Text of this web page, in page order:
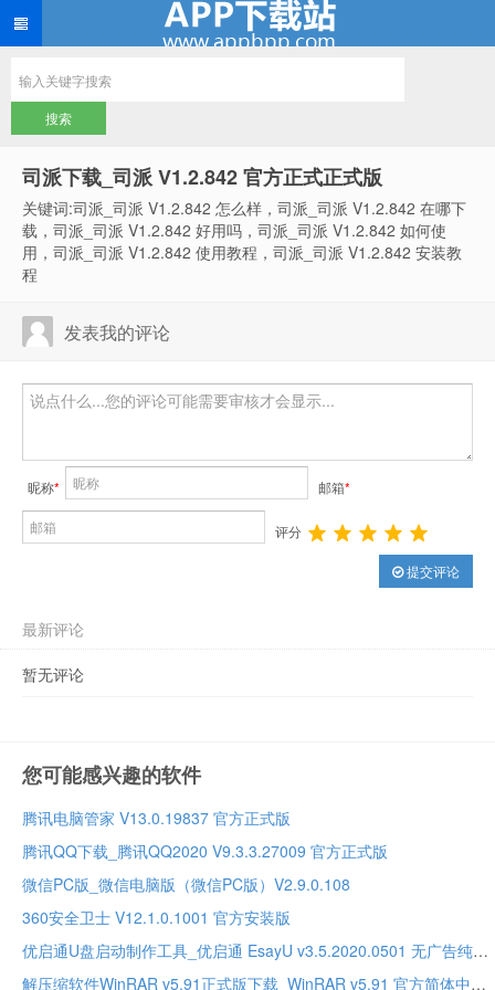
司派下载_司派 V1.2.842 官方正式正式版
关键词:司派_司派 V1.2.842 怎么样，司派_司派 V1.2.842 在哪下
载，司派_司派 V1.2.842 好用吗，司派_司派 V1.2.842 如何使
用，司派_司派 V1.2.842 使用教程，司派_司派 V1.2.842 安装教
程
发表我的评论
昵称* 邮箱*
评分
提交评论
最新评论
暂无评论
您可能感兴趣的软件
腾讯电脑管家 V13.0.19837 官方正式版
腾讯QQ下载_腾讯QQ2020 V9.3.3.27009 官方正式版
微信PC版_微信电脑版（微信PC版）V2.9.0.108
360安全卫士 V12.1.0.1001 官方安装版
优启通U盘启动制作工具_优启通 EsayU v3.5.2020.0501 无广告纯净版
解压缩软件WinRAR v5.91正式版下载_WinRAR v5.91 官方简体中文正式版